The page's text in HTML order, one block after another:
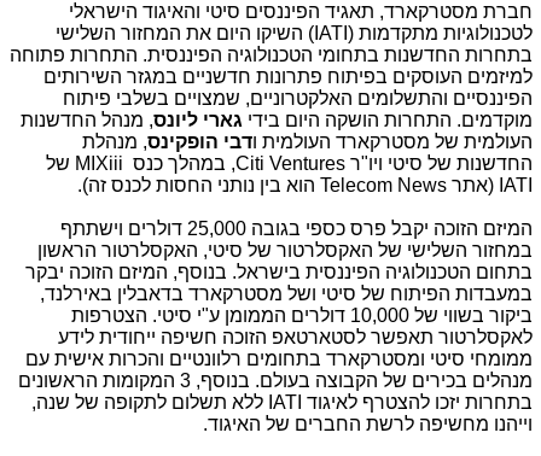
חברת מסטרקארד, תאגיד הפיננסים סיטי והאיגוד הישראלי
לטכנולוגיות מתקדמות ( IATI ) השיקו היום את המחזור השלישי
בתחרות החדשנות בתחומי הטכנולוגיה הפיננסית. התחרות פתוחה
למיזמים העוסקים בפיתוח פתרונות חדשניים במגזר השירותים
הפיננסיים והתשלומים האלקטרוניים, שמצויים בשלבי פיתוח
מוקדמים. התחרות הושקה היום בידי גארי ליונס, מנהל החדשנות
העולמית של מסטרקארד העולמית ודבי הופקינס, מנהלת
החדשנות של סיטי ויו"ר Citi Ventures, במהלך כנס MIXiii של
IATI (אתר Telecom News הוא בין נותני החסות לכנס זה).
המיזם הזוכה יקבל פרס כספי בגובה 25,000 דולרים וישתתף
במחזור השלישי של האקסלרטור של סיטי, האקסלרטור הראשון
בתחום הטכנולוגיה הפיננסית בישראל. בנוסף, המיזם הזוכה יבקר
במעבדות הפיתוח של סיטי ושל מסטרקארד בדאבלין באירלנד,
ביקור בשווי של 10,000 דולרים הממומן ע"י סיטי. הצטרפות
לאקסלרטור תאפשר לסטארטאפ הזוכה חשיפה ייחודית לידע
ממומחי סיטי ומסטרקארד בתחומים רלוונטיים והכרות אישית עם
מנהלים בכירים של הקבוצה בעולם. בנוסף, 3 המקומות הראשונים
בתחרות יזכו להצטרף לאיגוד IATI ללא תשלום לתקופה של שנה,
וייהנו מחשיפה לרשת החברים של האיגוד.